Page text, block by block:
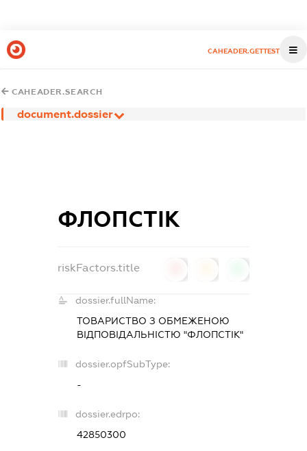
CAHEADER.GETTEST
CAHEADER.SEARCH
document.dossier
ФЛОПСТІК
riskFactors.title
dossier.fullName:
ТОВАРИСТВО З ОБМЕЖЕНОЮ
ВІДПОВІДАЛЬНІСТЮ "ФЛОПСТІК"
dossier.opfSubType:
-
dossier.edrpo:
42850300